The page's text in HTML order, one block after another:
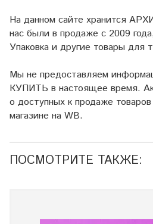
На данном сайте хранится
нас были в продаже с 2009
Упаковка и другие товары для
Мы не предоставляем
КУПИТЬ в настоящее время.
о доступных к продаже
магазине на WB.
ПОСМОТРИТЕ ТАКЖЕ: